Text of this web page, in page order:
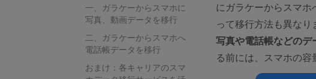
一、ガラケーからスマホに
写真、動画データを移行
二、ガラケーからスマホへ
電話帳データを移行
おまけ：各キャリアのスマ
にガラケーからスマホ
って移行方法も異なり
写真や電話帳などのデ
る前には、スマホの容